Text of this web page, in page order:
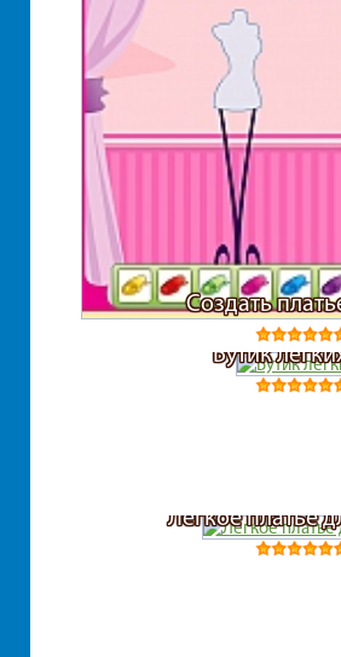
Создать
Бутик
Легкое платье